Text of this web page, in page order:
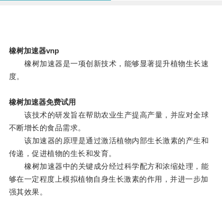
橡树加速器vnp
橡树加速器是一项创新技术，能够显著提升植物生长速
度。
橡树加速器免费试用
该技术的研发旨在帮助农业生产提高产量，并应对全球
不断增长的食品需求。
该加速器的原理是通过激活植物内部生长激素的产生和
传递，促进植物的生长和发育。
橡树加速器中的关键成分经过科学配方和浓缩处理，能
够在一定程度上模拟植物自身生长激素的作用，并进一步加
强其效果。